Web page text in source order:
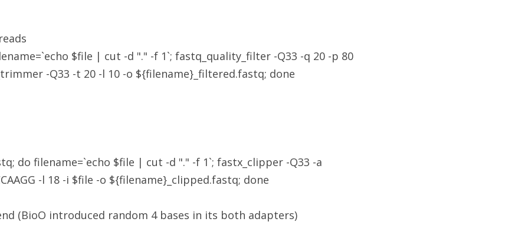
$file | cut -d "." -f 1`; fastq_quality_filter -Q33 -q 20 -p 80
-Q33 -t 20 -l 10 -o ${filename}_filtered.fastq; done
do filename=`echo $file | cut -d "." -f 1`; fastx_clipper -Q33 -a
-l 18 -i $file -o ${filename}_clipped.fastq; done
(BioO introduced random 4 bases in its both adapters)